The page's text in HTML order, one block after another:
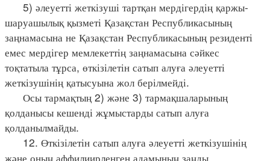
5) әлеуетті жеткізуші тартқан мердігердің қаржы-
шаруашылық қызметі Қазақстан Республикасының
заңнамасына не Қазақстан Республикасының резиденті
емес мердігер мемлекеттің заңнамасына сәйкес
тоқтатыла тұрса, өткізілетін сатып алуға әлеуетті
жеткізушінің қатысуына жол берілмейді.
Осы тармақтың 2) және 3) тармақшаларының
қолданысы кешенді жұмыстарды сатып алуға
қолданылмайды.
12. Өткізілетін сатып алуға әлеуетті жеткізушінің
және оның аффилиирленген адамының заңды